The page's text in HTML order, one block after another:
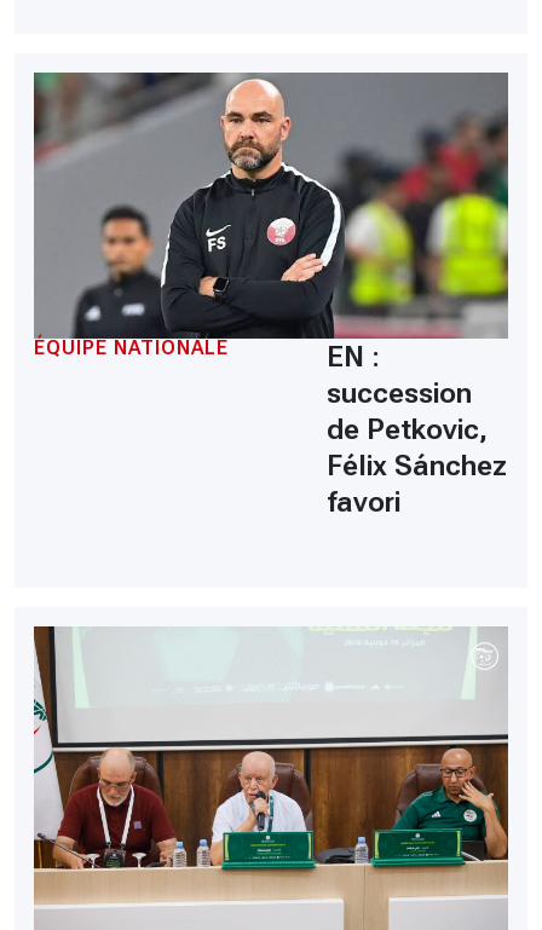
ÉQUIPE NATIONALE
EN :
succession
de Petkovic,
Félix Sánchez
favori